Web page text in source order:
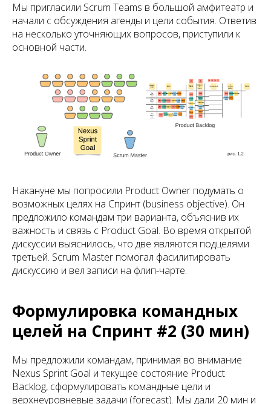
Мы пригласили Scrum Teams в большой амфитеатр и
начали с обсуждения агенды и цели события. Ответив
на несколько уточняющих вопросов, приступили к
основной части.
Накануне мы попросили Product Owner подумать о
возможных целях на Спринт (business objective). Он
предложило командам три варианта, объяснив их
важность и связь с Product Goal. Во время открытой
дискуссии выяснилось, что две являются подцелями
третьей. Scrum Master помогал фасилитировать
дискуссию и вел записи на флип-чарте.
Формулировка командных
целей на Спринт #2 (30 мин)
Мы предложили командам, принимая во внимание
Nexus Sprint Goal и текущее состояние Product
Backlog, сформулировать командные цели и
верхнеуровневые задачи (forecast). Мы дали 20 мин и